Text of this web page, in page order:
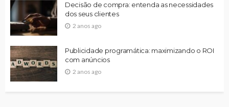
Decisão de compra: entenda as necessidades
dos seus clientes
2 anos ago
Publicidade programática: maximizando o ROI
com anúncios
2 anos ago